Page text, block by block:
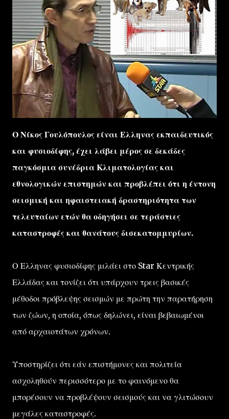
Ο Νίκος Γουλόπουλος είναι Ελληνας εκπαιδευτικός
και φυσιοδίφης, έχει λάβει μέρος σε δεκάδες
παγκόσμια συνέδρια Κλιματολογίας και
εθνολογικών επιστημών και προβλέπει ότι η έντονη
σεισμική και ηφαιστειακή δραστηριότητα των
τελευταίων ετών θα οδηγήσει σε τεράστιες
καταστροφές και θανάτους δισεκατομμυρίων.
Ο Ελληνας φυσιοδίφης μιλάει στο Star Κεντρικής
Ελλάδας και τονίζει ότι υπάρχουν τρεις βασικές
μέθοδοι πρόβλεψης σεισμών με πρώτη την παρατήρηση
των ζώων, η οποία, όπως δηλώνει, είναι βεβαιωμένοι
από αρχαιοτάτων χρόνων.
Υποστηρίζει ότι εάν επιστήμονες και πολιτεία
ασχοληθούν περισσότερο με το φαινόμενο θα
μπορέσουν να προβλέψουν σεισμούς και να γλιτώσουν
μεγάλες καταστροφές.